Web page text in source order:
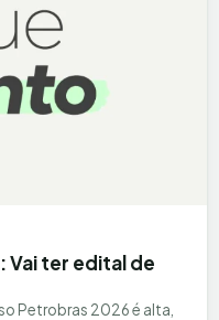
Vai ter edital de
Petrobras 2026 é alta,